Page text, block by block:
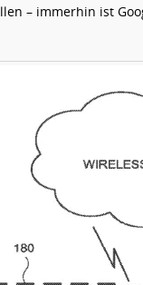
– immerhin ist